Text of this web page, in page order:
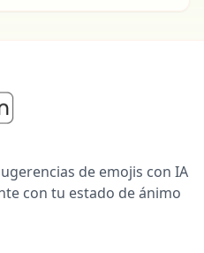
de emojis con IA
con tu estado de ánimo